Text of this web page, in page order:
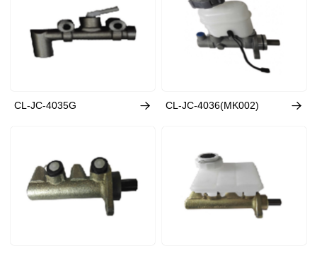
CL-JC-4035G  CL-JC-4036(MK002) 